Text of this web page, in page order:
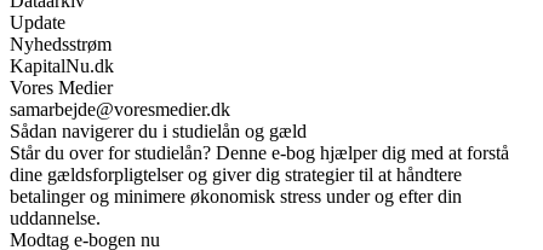
Update
Nyhedsstrøm
KapitalNu.dk
Vores Medier
samarbejde@voresmedier.dk
Sådan navigerer du i studielån og gæld
Står du over for studielån? Denne e-bog hjælper dig med at forstå
dine gældsforpligtelser og giver dig strategier til at håndtere
betalinger og minimere økonomisk stress under og efter din
uddannelse.
Modtag e-bogen nu